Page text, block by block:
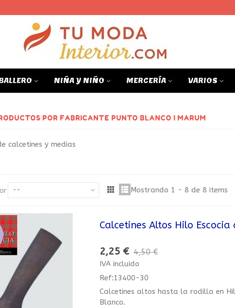
NIÑA Y NIÑO MERCERÍA VARIOS
POR FABRICANTE PUNTO BLANCO I MARUM
calcetines y medias
-- Mostrando 1 - 8 de 8 items
Calcetines Altos Hilo Escocia
2,25 € 4,50 €
IVA incluido
Ref:13400-30
Calcetines altos hasta la rodilla en
Blanco.